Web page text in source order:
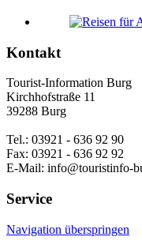
Kontakt
Tourist-Information Burg
Kirchhofstraße 11
39288 Burg
Tel.: 03921 - 636 92 90
Fax: 03921 - 636 92 92
E-Mail: info@touristinfo-
Service
Navigation überspringen